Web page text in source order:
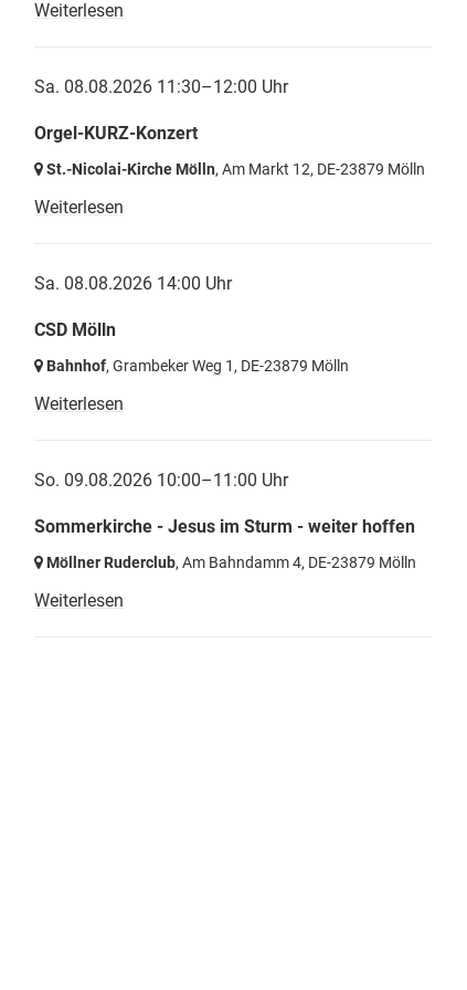
Weiterlesen
Sa. 08.08.2026 11:30–12:00 Uhr
Orgel-KURZ-Konzert
St.-Nicolai-Kirche Mölln, Am Markt 12, DE-23879 Mölln
Weiterlesen
Sa. 08.08.2026 14:00 Uhr
CSD Mölln
Bahnhof, Grambeker Weg 1, DE-23879 Mölln
Weiterlesen
So. 09.08.2026 10:00–11:00 Uhr
Sommerkirche - Jesus im Sturm - weiter hoffen
Möllner Ruderclub, Am Bahndamm 4, DE-23879 Mölln
Weiterlesen